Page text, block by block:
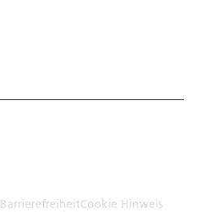
BarrierefreiheitCookie Hinweis